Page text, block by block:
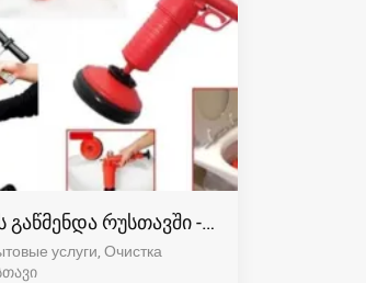
გაწმენდა რუსთავში - 591004680
услуги, Очистка